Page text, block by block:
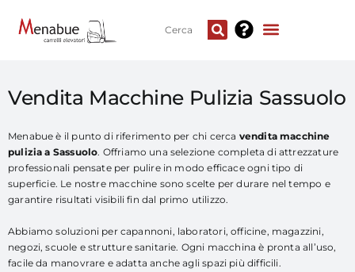
Vendita Macchine Pulizia Sassuolo
Menabue è il punto di riferimento per chi cerca vendita macchine
pulizia a Sassuolo. Offriamo una selezione completa di attrezzature
professionali pensate per pulire in modo efficace ogni tipo di
superficie. Le nostre macchine sono scelte per durare nel tempo e
garantire risultati visibili fin dal primo utilizzo.
Abbiamo soluzioni per capannoni, laboratori, officine, magazzini,
negozi, scuole e strutture sanitarie. Ogni macchina è pronta all’uso,
facile da manovrare e adatta anche agli spazi più difficili.